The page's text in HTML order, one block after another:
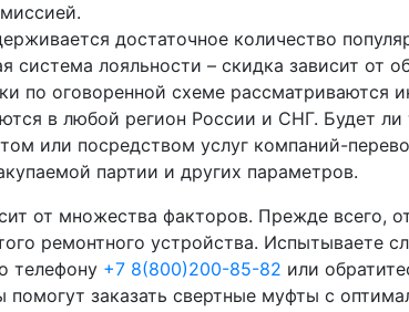
достаточное количество
система лояльности – скидка зависит от
по оговоренной схеме рассматриваются
в любой регион России и СНГ. Будет ли
или посредством услуг компаний-
партии и других параметров.
от множества факторов. Прежде всего,
ремонтного устройства. Испытываете
телефону +7 8(800)200-85-82 или
заказать свертные муфты с